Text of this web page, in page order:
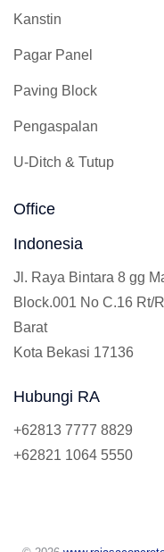
Kanstin
Pagar Panel
Paving Block
Pengaspalan
U-Ditch & Tutup
Office
Indonesia
Jl. Raya Bintara 8 gg
Block.001 No C.16 Rt/
Barat
Kota Bekasi 17136
Hubungi RA
+62813 7777 8829
+62821 1064 5550